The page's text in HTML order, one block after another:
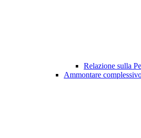
Relazione sulla
Ammontare